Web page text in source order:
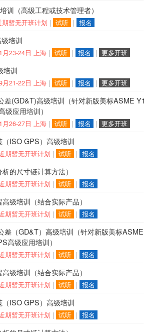
训（高级工程或技术管理者）
暂无开班计划 | 试听 | 报名
培训
月23-24日 上海 | 试听 | 报名 | 更多开班
培训
月21-22日 上海 | 试听 | 报名 | 更多开班
差(GD&T)高级培训（针对新版美标ASME Y1
应用培训）
月26-27日 上海 | 试听 | 报名 | 更多开班
ISO GPS）高级培训
期暂无开班计划 | 试听 | 报名
的尺寸链计算方法）
期暂无开班计划 | 试听 | 报名
级培训（结合实际产品）
期暂无开班计划 | 试听 | 报名
差（GD&T）高级培训（针对新版美标ASME
高级应用培训）
期暂无开班计划 | 试听 | 报名
级培训（结合实际产品）
期暂无开班计划 | 试听 | 报名
ISO GPS）高级培训
期暂无开班计划 | 试听 | 报名